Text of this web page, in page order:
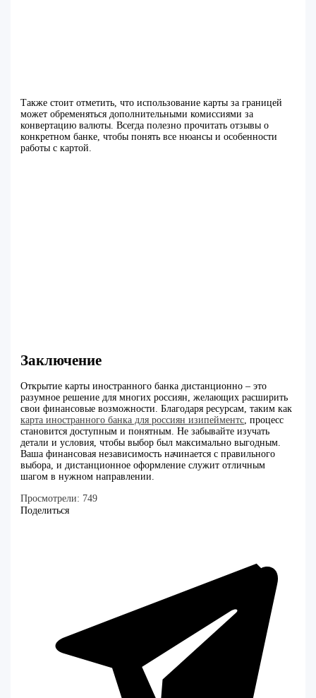
Также стоит отметить, что использование карты за границей
может обременяться дополнительными комиссиями за
конвертацию валюты. Всегда полезно прочитать отзывы о
конкретном банке, чтобы понять все нюансы и особенности
работы с картой.
Заключение
Открытие карты иностранного банка дистанционно – это
разумное решение для многих россиян, желающих расширить
свои финансовые возможности. Благодаря ресурсам, таким как
карта иностранного банка для россиян изипейментс , процесс
становится доступным и понятным. Не забывайте изучать
детали и условия, чтобы выбор был максимально выгодным.
Ваша финансовая независимость начинается с правильного
выбора, и дистанционное оформление служит отличным
шагом в нужном направлении.
Просмотрели: 749
Поделиться